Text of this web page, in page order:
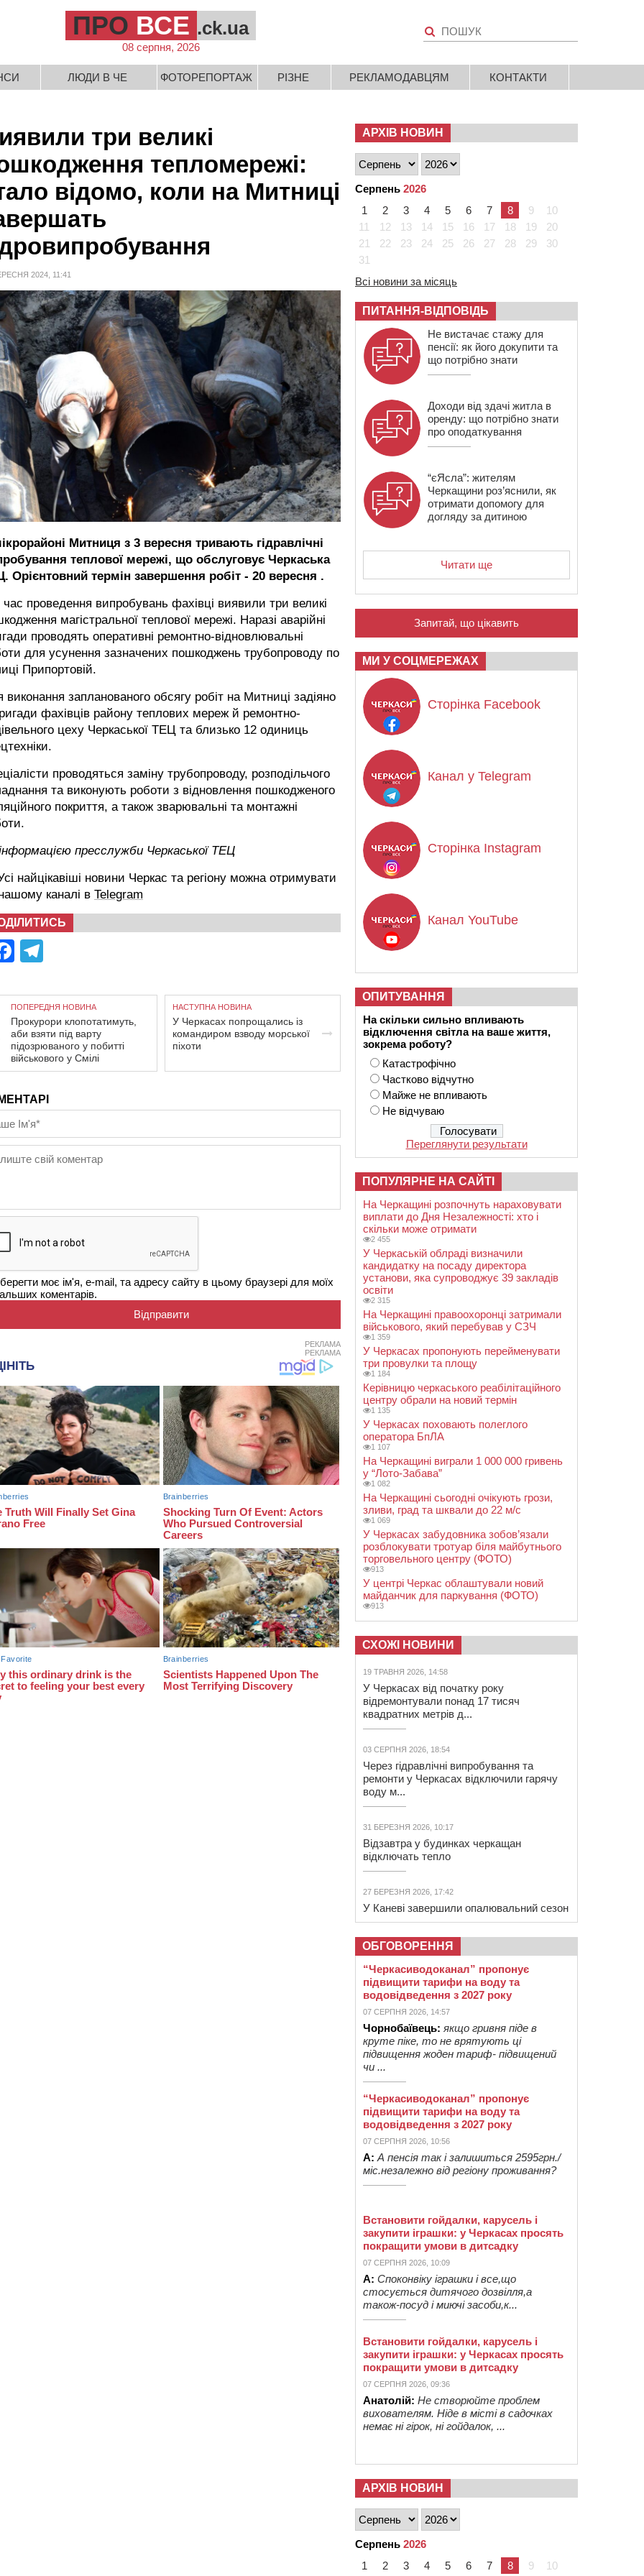
ПРО ВСЕ .ck.ua
08 серпня, 2026
ЛЮДИ В ЧЕ ФОТОРЕПОРТАЖ РІЗНЕ РЕКЛАМОДАВЦЯМ КОНТАКТИ
три великі
тепломережі:
відомо, коли на Митниці
2024, 11:41
Митниця з 3 вересня тривають гідравлічні
теплової мережі, що обслуговує Черкаська
Орієнтовний термін завершення робіт - 20 вересня .
час проведення випробувань фахівці виявили три великі
магістральної теплової мережі. Наразі аварійні
проводять оперативні ремонтно-відновлювальні
для усунення зазначених пошкоджень трубопроводу по
Припортовій.
виконання запланованого обсягу робіт на Митниці задіяно
фахівців району теплових мереж й ремонтно-
цеху Черкаської ТЕЦ та близько 12 одиниць
проводяться заміну трубопроводу, розподільчого
та виконують роботи з відновлення пошкодженого
покриття, а також зварювальні та монтажні
пресслужби Черкаської ТЕЦ
найцікавіші новини Черкас та регіону можна отримувати
каналі в Telegram
Facebook
ПОПЕРЕДНЯ НОВИНА
Прокурори клопотатимуть,
аби взяти під варту
підозрюваного у побитті
військового у Смілі
НАСТУПНА НОВИНА
У Черкасах попрощались із
командиром взводу морської
піхоти
моє ім'я, e-mail, та адресу сайту в цьому браузері для моїх
коментарів.
РЕКЛАМА
РЕКЛАМА
АРХІВ НОВИН
Серпень 2026
1
2 3 4 5 6 7 8 9
10
11
12 13 14 15 16 17 18 19
20
21
22 23 24 25 26 27 28 29
30
31
Всі новини за місяць
ПИТАННЯ-ВІДПОВІДЬ
Не вистачає стажу для
пенсії: як його докупити та
що потрібно знати
Доходи від здачі житла в
оренду: що потрібно знати
про оподаткування
“єЯсла”: жителям
Черкащини роз’яснили, як
отримати допомогу для
догляду за дитиною
Читати ще
Запитай, що цікавить
МИ У СОЦМЕРЕЖАХ
Сторінка Facebook
Канал у Telegram
Сторінка Instagram
Канал YouTube
ОПИТУВАННЯ
На скільки сильно впливають
відключення світла на ваше життя,
зокрема роботу?
Катастрофічно
Частково відчутно
Майже не впливають
Не відчуваю
Переглянути результати
ПОПУЛЯРНЕ НА САЙТІ
На Черкащині розпочнуть нараховувати
виплати до Дня Незалежності: хто і
скільки може отримати
2 455
У Черкаській облраді визначили
кандидатку на посаду директора
установи, яка супроводжує 39 закладів
освіти
2 315
На Черкащині правоохоронці затримали
військового, який перебував у СЗЧ
1 359
У Черкасах пропонують перейменувати
три провулки та площу
1 184
Керівницю черкаського реабілітаційного
центру обрали на новий термін
1 135
У Черкасах поховають полеглого
оператора БпЛА
1 107
На Черкащині виграли 1 000 000 гривень
у “Лото-Забава”
1 082
На Черкащині сьогодні очікують грози,
зливи, град та шквали до 22 м/с
1 069
У Черкасах забудовника зобов’язали
розблокувати тротуар біля майбутнього
торговельного центру (ФОТО)
913
У центрі Черкас облаштували новий
майданчик для паркування (ФОТО)
913
СХОЖІ НОВИНИ
19 ТРАВНЯ 2026, 14:58
У Черкасах від початку року
відремонтували понад 17 тисяч
квадратних метрів д...
03 СЕРПНЯ 2026, 18:54
Через гідравлічні випробування та
ремонти у Черкасах відключили гарячу
воду м...
31 БЕРЕЗНЯ 2026, 10:17
Відзавтра у будинках черкащан
відключать тепло
27 БЕРЕЗНЯ 2026, 17:42
У Каневі завершили опалювальний сезон
ОБГОВОРЕННЯ
“Черкасиводоканал” пропонує
підвищити тарифи на воду та
водовідведення з 2027 року
07 СЕРПНЯ 2026, 14:57
Чорнобаївець: якщо гривня піде в
круте піке, то не врятують ці
підвищення жоден тариф- підвищений
чи ...
“Черкасиводоканал” пропонує
підвищити тарифи на воду та
водовідведення з 2027 року
07 СЕРПНЯ 2026, 10:56
А: А пенсія так і залишиться 2595грн./
міс.незалежно від регіону проживання?
Встановити гойдалки, карусель і
закупити іграшки: у Черкасах просять
покращити умови в дитсадку
07 СЕРПНЯ 2026, 10:09
А: Споконвіку іграшки і все,що
стосується дитячого дозвілля,а
також-посуд і миючі засоби,к...
Встановити гойдалки, карусель і
закупити іграшки: у Черкасах просять
покращити умови в дитсадку
07 СЕРПНЯ 2026, 09:36
Анатолій: Не створюйте проблем
вихователям. Ніде в місті в садочках
немає ні гірок, ні гойдалок, ...
АРХІВ НОВИН
Серпень 2026
1
2 3 4 5 6 7 8 9 10